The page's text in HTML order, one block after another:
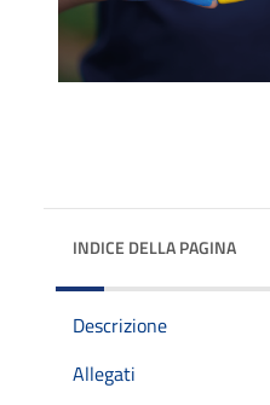
INDICE DELLA PAGINA
Descrizione
Allegati